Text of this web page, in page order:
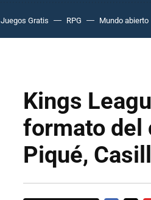
Juegos Gratis RPG Mundo abierto
Kings
formato del
Piqué,